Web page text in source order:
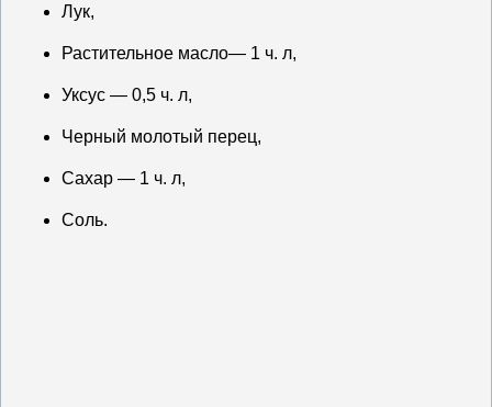
Лук,
Растительное масло— 1 ч. л,
Уксус — 0,5 ч. л,
Черный молотый перец,
Сахар — 1 ч. л,
Соль.